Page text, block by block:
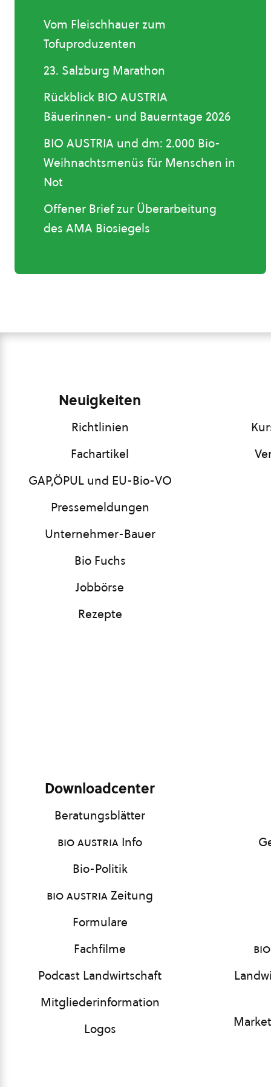
Vom Fleischhauer zum
Tofuproduzenten
23. Salzburg Marathon
Rückblick BIO AUSTRIA
Bäuerinnen- und Bauerntage 2026
BIO AUSTRIA und dm: 2.000 Bio-
Weihnachtsmenüs für Menschen in
Not
Offener Brief zur Überarbeitung
des AMA Biosiegels
Neuigkeiten
Richtlinien
Fachartikel
GAP,ÖPUL und EU-Bio-VO
Pressemeldungen
Unternehmer-Bauer
Bio Fuchs
Jobbörse
Rezepte
Downloadcenter
Beratungsblätter
bio austria Info
Bio-Politik
bio austriaZeitung
Formulare
Fachfilme
Podcast Landwirtschaft
Mitgliederinformation
Logos